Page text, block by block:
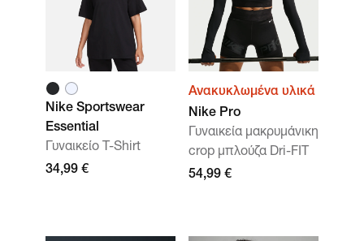
Nike Sportswear
Essential
Γυναικείο T-Shirt
34,99 €
Ανακυκλωμένα υλικά
Nike Pro
Γυναικεία μακρυμάνικη
crop μπλούζα Dri-FIT
54,99 €